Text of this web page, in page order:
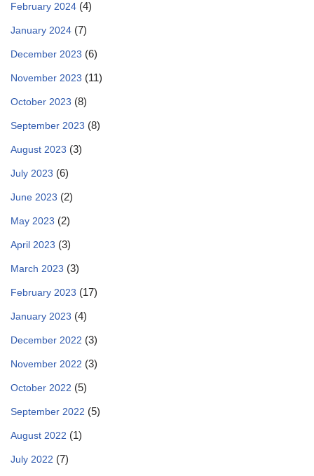
February 2024 (4)
January 2024 (7)
December 2023 (6)
November 2023 (11)
October 2023 (8)
September 2023 (8)
August 2023 (3)
July 2023 (6)
June 2023 (2)
May 2023 (2)
April 2023 (3)
March 2023 (3)
February 2023 (17)
January 2023 (4)
December 2022 (3)
November 2022 (3)
October 2022 (5)
September 2022 (5)
August 2022 (1)
July 2022 (7)